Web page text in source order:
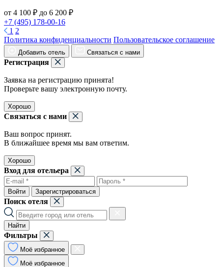
от 4 100 ₽ до 6 200 ₽
+7 (495) 178-00-16
1 2
Политика конфиденциальности Пользовательское соглашение
Добавить отель Связаться с нами
Регистрация
Заявка на регистрацию принята!
Проверьте вашу электронную почту.
Хорошо
Связаться с нами
Ваш вопрос принят.
В ближайшее время мы вам ответим.
Хорошо
Вход для отельера
Войти Зарегистрироваться
Поиск отеля
Найти
Фильтры
Моё избранное
Моё избранное